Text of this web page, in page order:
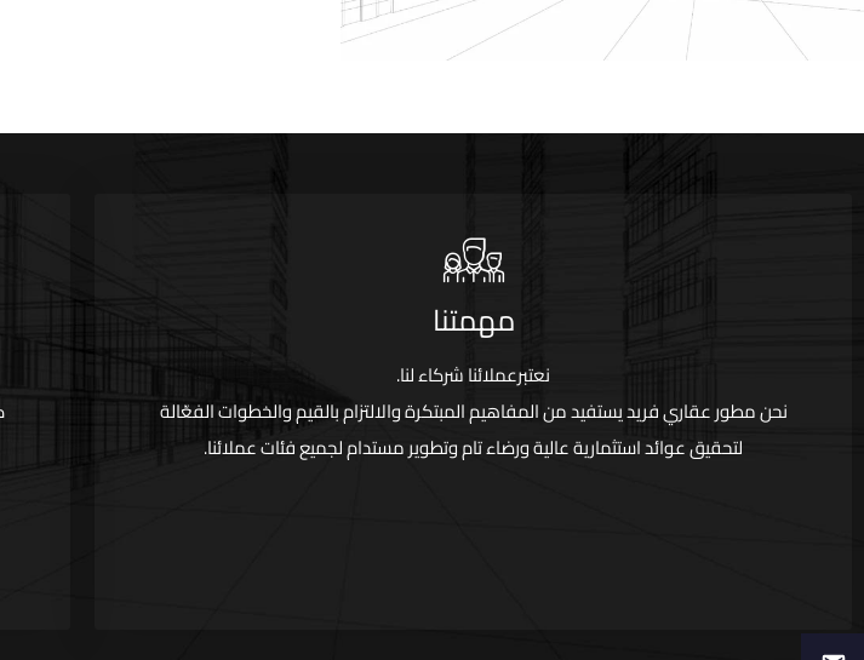
مهمتنا
نعتبرعملائنا شركاء لنا.
نحن مطور عقاري فريد يستفيد من المفاهيم المبتكرة والالتزام بالقيم والخطوات الفعّالة
لتحقيق عوائد استثمارية عالية ورضاء تام وتطوير مستدام لجميع فئات عملائنا.